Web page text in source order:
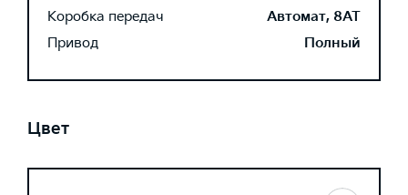
Коробка передач
Автомат, 8AT
Привод
Полный
Цвет